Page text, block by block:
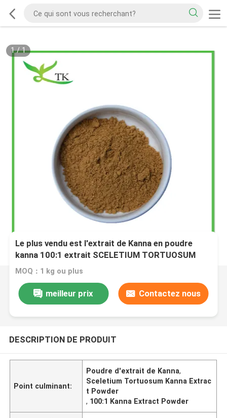
1/1
Le plus vendu est l'extrait de Kanna en poudre
kanna 100:1 extrait SCELETIUM TORTUOSUM
MOQ：1 kg ou plus
meilleur prix Contactez nous
DESCRIPTION DE PRODUIT
Point culminant:
Poudre d'extrait de Kanna,
Sceletium Tortuosum Kanna Extrac
t Powder
, 100:1 Kanna Extract Powder